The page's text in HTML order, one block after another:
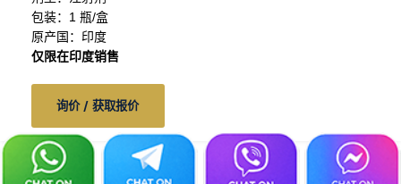
包装：1 瓶/盒
原产国：印度
仅限在印度销售
询价 / 获取报价